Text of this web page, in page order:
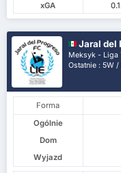
xGA
Jaral del
Meksyk - Liga
Ostatnie : 5W
Forma
Ogólnie
Dom
Wyjazd